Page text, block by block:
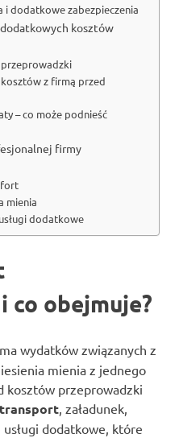
i dodatkowe zabezpieczenia
kosztów
z firmą przed
– co może podnieść
firmy
mienia
dodatkowe
co obejmuje?
wydatków związanych z
mienia z jednego
kosztów przeprowadzki
transport , załadunek,
dodatkowe, które